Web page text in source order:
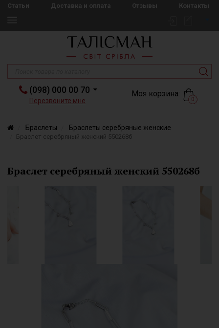
Статьи Доставка и оплата Отзывы Контакты
(098) 000 00 70
Перезвоните мне
Моя корзина:
0
Браслеты Браслеты серебряные женские
Браслет серебряный женский 550268б
Браслет серебряный женский 550268б